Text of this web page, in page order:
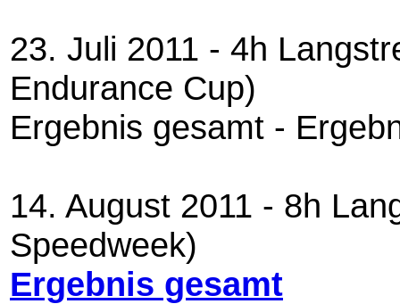
23. Juli 2011 - 4h
Endurance Cup)
Ergebnis gesamt -
14. August 2011 - 8h
Speedweek)
Ergebnis gesamt